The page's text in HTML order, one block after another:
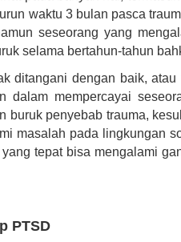
waktu 3 bulan pasca
seseorang yang
selama bertahun-tahun
ditangani dengan baik,
dalam mempercayai
buruk penyebab trauma,
masalah pada lingkungan
tepat bisa mengalami
PTSD